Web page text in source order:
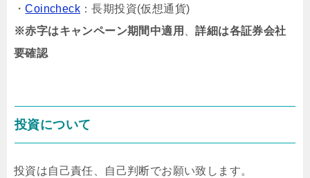
・Coincheck ：長期投資(仮想通貨)
※赤字はキャンペーン期間中適用
、詳細は各証券会社
要確認
投資について
投資は自己責任、自己判断でお願い致します。